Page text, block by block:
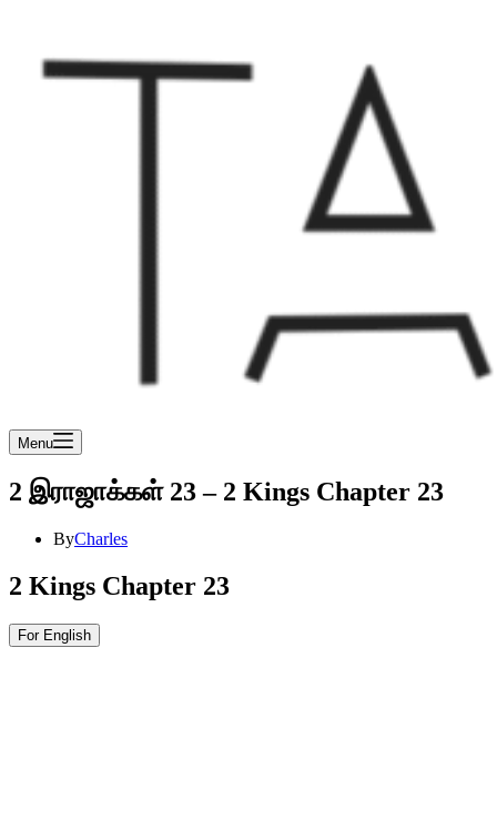
Menu
2 இராஜாக்கள் 23 – 2 Kings Chapter 23
ByCharles
2 Kings Chapter 23
For English